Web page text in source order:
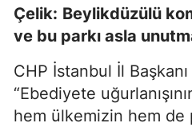
Çelik: Beylikdüzülü
ve bu parkı asla
CHP İstanbul İl
“Ebediyete
hem ülkemizin hem de